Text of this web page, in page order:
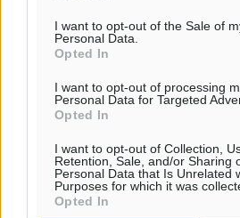
I want to opt-out of the Sale of
Personal Data.
Opted In
I want to opt-out of processing
Personal Data for Targeted
Opted In
I want to opt-out of Collection,
Retention, Sale, and/or Sharing
Personal Data that Is Unrelated
Purposes for which it was
Opted In
Ροή
Έφυγε από τη ζωή ο επί σειρά
ιερό Ναό του Αγίου Νικολάου
Καψάλης